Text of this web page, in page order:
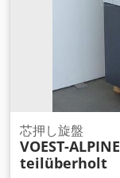
芯押し旋盤
VOEST-ALPINE
teilüberholt